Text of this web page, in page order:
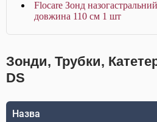
Flocare Зонд
довжина 110 см 1 шт
Зонди, Трубки,
DS
Назва